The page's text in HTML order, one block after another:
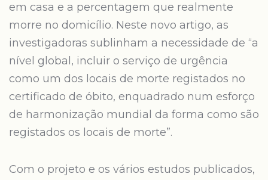
em casa e a percentagem que realmente
morre no domicílio. Neste novo artigo, as
investigadoras sublinham a necessidade de “a
nível global, incluir o serviço de urgência
como um dos locais de morte registados no
certificado de óbito, enquadrado num esforço
de harmonização mundial da forma como são
registados os locais de morte”.
Com o projeto e os vários estudos publicados,